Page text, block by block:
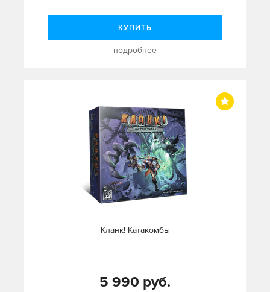
КУПИТЬ
подробнее
Кланк! Катакомбы
5 990 руб.